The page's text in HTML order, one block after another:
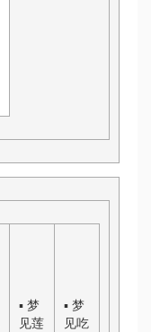
▪ 梦
见莲
▪ 梦
见吃